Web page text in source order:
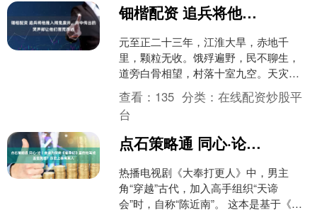
钿楷配资 追兵将他推入闹鬼废井，井中传出的哭声却让他们落荒而逃
元至正二十三年，江淮大旱，赤地千
里，颗粒无收。饿殍遍野，民不聊生，
道旁白骨相望，村落十室九空。天灾未
已，人祸继之，四方盗贼蜂起，州县官
吏或逃或降，朝廷政令不出应....
查看： 135 分类：在线配资炒股平
台
点石策略通 同心·论丨金庸为何将《鹿鼎记》里的他写成盖世英雄？历史上确有其人
热播电视剧《大奉打更人》中，男主
角“穿越”古代，加入高手组织“天谛
会”时，自称“陈近南”。 这本是基于《鹿